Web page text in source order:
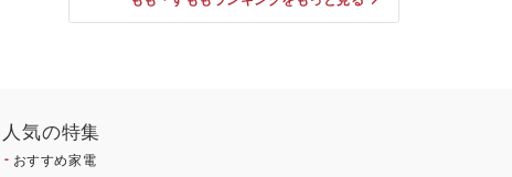
ール配送 新鮮 厳選 送料無料
人気の特集
おすすめ家電